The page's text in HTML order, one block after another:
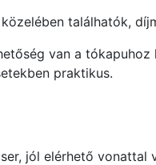
találhatók,
van a
praktikus.
jól elérhető